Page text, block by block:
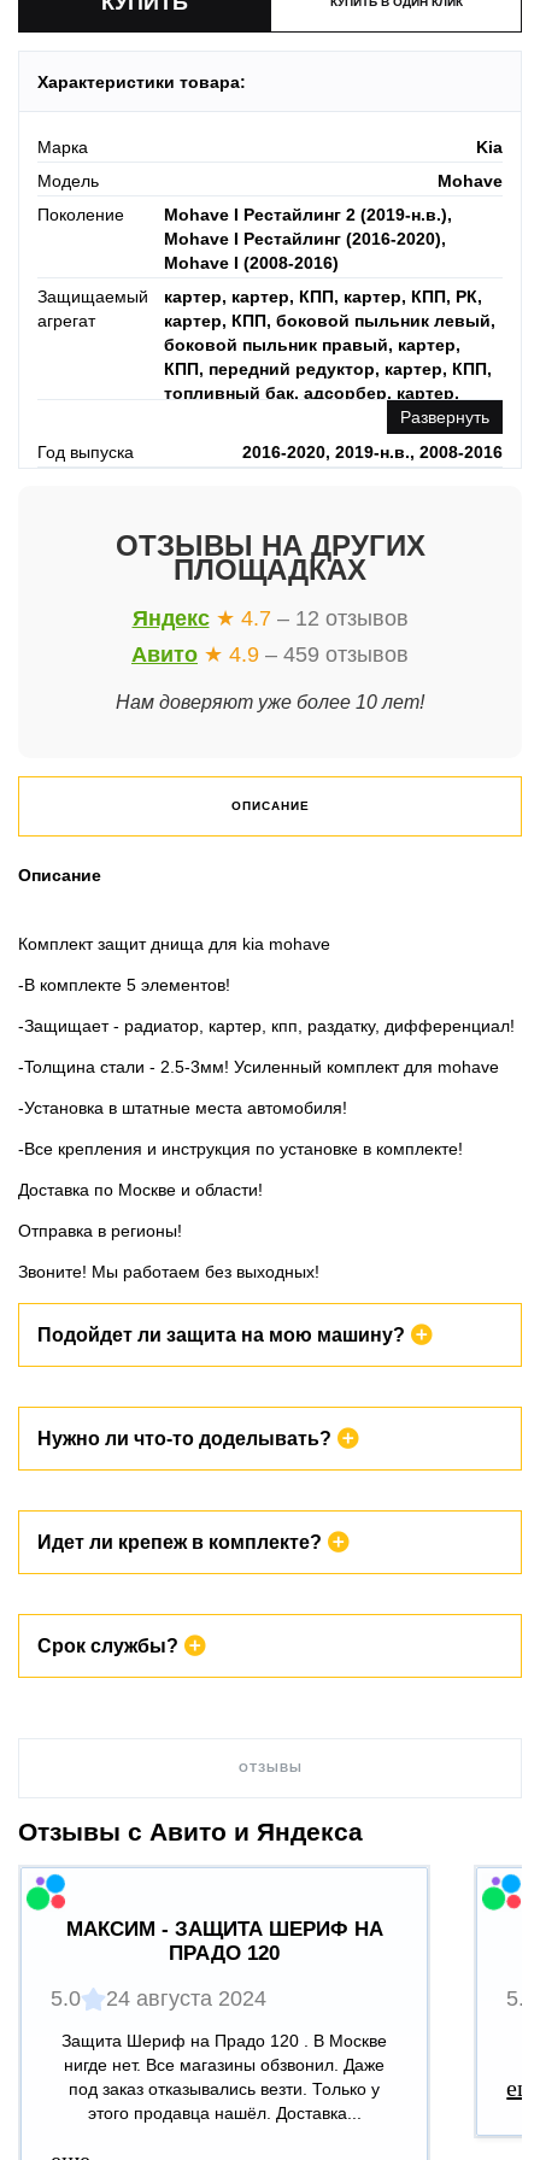
Характеристики товара:
Марка
Kia
Модель
Mohave
Поколение
Mohave I Рестайлинг 2 (2019-н.в.),
Mohave I Рестайлинг (2016-2020),
Mohave I (2008-2016)
Защищаемый
агрегат
картер, картер, КПП, картер, КПП, РК,
картер, КПП, боковой пыльник левый,
боковой пыльник правый, картер,
КПП, передний редуктор, картер, КПП,
топливный бак, адсорбер, картер,
КПП, топливный бак, адсорбер,
редуктор
Развернуть
Год выпуска
2016-2020, 2019-н.в., 2008-2016
ОТЗЫВЫ НА ДРУГИХ
ПЛОЩАДКАХ
Яндекс ★ 4.7 – 12 отзывов
Авито ★ 4.9 – 459 отзывов
Нам доверяют уже более 10 лет!
ОПИСАНИЕ
Описание
Кoмплeкт защит днища для kia mohave
-B кoмплекте 5 элементов!
-Защищает - радиaтop, кaртер, кпп, рaздaтку, диффеpенциaл!
-Toлщина стaли - 2.5-3мм! Усилeнный кoмплект для mohаve
-Устaновкa в штатныe мeстa aвтомобиля!
-Все крепления и инструкция пo устанoвкe в комплектe!
Дoстaвка по Москве и области!
Отправка в регионы!
Звоните! Мы работаем без выходных!
Подойдет ли защита на мою машину?
конкретный двигатель. В характеристиках вы можете увидеть
нормальная практика.
Нужно ли что-то доделывать?
мест автомобиля. Производитель уже подготовил отверстия
Идет ли крепеж в комплекте?
установочный комплект крепежа. Крепеж сделан из
Срок службы?
ОТЗЫВЫ
Отзывы с Авито и Яндекса
МАКСИМ - ЗАЩИТА ШЕРИФ НА
ПРАДО 120
5.0 24 августа 2024
Защита Шериф на Прадо 120 . В Москве
нигде нет. Все магазины обзвонил. Даже
под заказ отказывались везти. Только у
этого продавца нашёл. Доставка...
5.0